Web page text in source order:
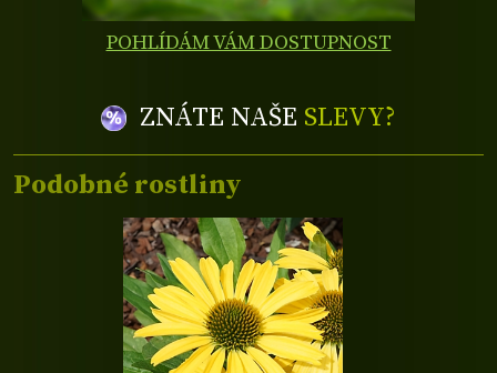
POHLÍDÁM VÁM DOSTUPNOST
ZNÁTE NAŠE SLEVY?
Podobné rostliny